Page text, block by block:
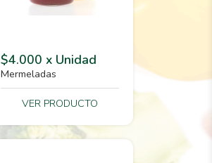
$4.000 x Unidad
Mermeladas
VER PRODUCTO